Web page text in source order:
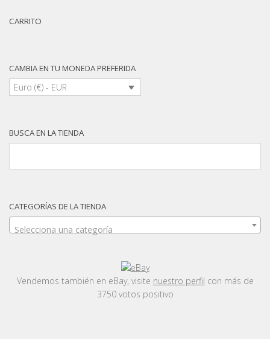
CARRITO
CAMBIA EN TU MONEDA PREFERIDA
Euro (€) - EUR
BUSCA EN LA TIENDA
CATEGORÍAS DE LA TIENDA
Selecciona una categoría
Vendemos también en eBay, visite nuestro perfil con más de
3750 votos positivo